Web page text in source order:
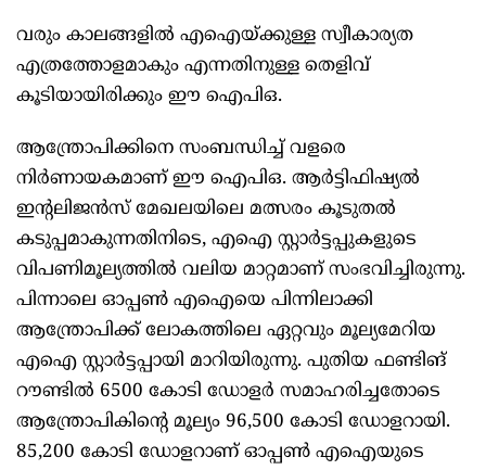
വരും കാലങ്ങളിൽ എഐയ്ക്കുള്ള സ്വീകാര്യത
എത്രത്തോളമാകും എന്നതിനുള്ള തെളിവ്
കൂടിയായിരിക്കും ഈ ഐപിഒ.
ആന്ത്രോപിക്കിനെ സംബന്ധിച്ച് വളരെ
നിർണായകമാണ് ഈ ഐപിഒ. ആര്‍ട്ടിഫിഷ്യല്‍
ഇന്റലിജന്‍സ് മേഖലയിലെ മത്സരം കൂടുതല്‍
കടുപ്പമാകുന്നതിനിടെ, എഐ സ്റ്റാര്‍ട്ടപ്പുകളുടെ
വിപണിമൂല്യത്തില്‍ വലിയ മാറ്റമാണ് സംഭവിച്ചിരുന്നു.
പിന്നാലെ ഓപ്പൺ എഐയെ പിന്നിലാക്കി
ആന്ത്രോപിക്ക് ലോകത്തിലെ ഏറ്റവും മൂല്യമേറിയ
എഐ സ്റ്റാര്‍ട്ടപ്പായി മാറിയിരുന്നു. പുതിയ ഫണ്ടിങ്
റൗണ്ടില്‍ 6500 കോടി ഡോളര്‍ സമാഹരിച്ചതോടെ
ആന്ത്രോപികിന്റെ മൂല്യം 96,500 കോടി ഡോളറായി.
85,200 കോടി ഡോളറാണ് ഓപ്പണ്‍ എഐയുടെ